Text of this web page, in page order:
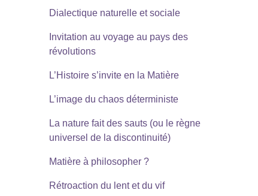
Dialectique naturelle et sociale
Invitation au voyage au pays des
révolutions
L’Histoire s’invite en la Matière
L’image du chaos déterministe
La nature fait des sauts (ou le règne
universel de la discontinuité)
Matière à philosopher ?
Rétroaction du lent et du vif